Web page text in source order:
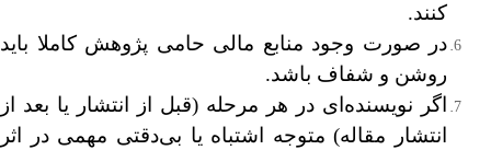
کنند.
در صورت وجود منابع مالی حامی پژوهش کاملا باید
روشن و شفاف باشد.
اگر نویسنده‌ای در هر مرحله (قبل از انتشار یا بعد از
انتشار مقاله) متوجه اشتباه یا بی‌دقتی مهمی در اثر